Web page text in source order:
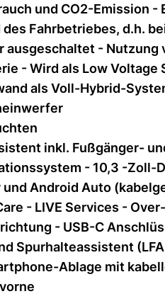
und CO2-Emission
Fahrbetriebes, d.h.
ausgeschaltet -
- Wird als Low
als Voll-Hybrid-
inkl. Fußgänger-
- 10,3 -Zoll-
und Android Auto
- LIVE Services -
- USB-C
Spurhalteassistent (LFA
Ablage mit